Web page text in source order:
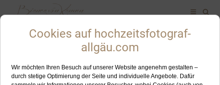
ALLES ZUM SCHLAGWORT: TANNHEIM